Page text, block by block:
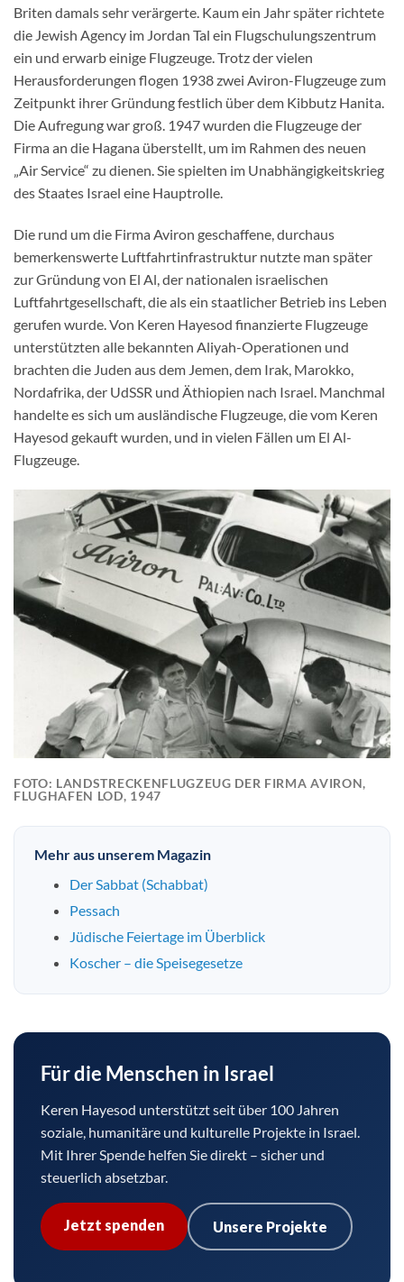
Briten damals sehr verärgerte. Kaum ein Jahr später richtete
die Jewish Agency im Jordan Tal ein Flugschulungszentrum
ein und erwarb einige Flugzeuge. Trotz der vielen
Herausforderungen flogen 1938 zwei Aviron-Flugzeuge zum
Zeitpunkt ihrer Gründung festlich über dem Kibbutz Hanita.
Die Aufregung war groß. 1947 wurden die Flugzeuge der
Firma an die Hagana überstellt, um im Rahmen des neuen
„Air Service“ zu dienen. Sie spielten im Unabhängigkeitskrieg
des Staates Israel eine Hauptrolle.
Die rund um die Firma Aviron geschaffene, durchaus
bemerkenswerte Luftfahrtinfrastruktur nutzte man später
zur Gründung von El Al, der nationalen israelischen
Luftfahrtgesellschaft, die als ein staatlicher Betrieb ins Leben
gerufen wurde. Von Keren Hayesod finanzierte Flugzeuge
unterstützten alle bekannten Aliyah-Operationen und
brachten die Juden aus dem Jemen, dem Irak, Marokko,
Nordafrika, der UdSSR und Äthiopien nach Israel. Manchmal
handelte es sich um ausländische Flugzeuge, die vom Keren
Hayesod gekauft wurden, und in vielen Fällen um El Al-
Flugzeuge.
FOTO: LANDSTRECKENFLUGZEUG DER FIRMA AVIRON,
FLUGHAFEN LOD, 1947
Mehr aus unserem Magazin
Der Sabbat (Schabbat)
Pessach
Jüdische Feiertage im Überblick
Koscher – die Speisegesetze
Für die Menschen in Israel
Keren Hayesod unterstützt seit über 100 Jahren
soziale, humanitäre und kulturelle Projekte in Israel.
Mit Ihrer Spende helfen Sie direkt – sicher und
steuerlich absetzbar.
Jetzt spenden Unsere Projekte